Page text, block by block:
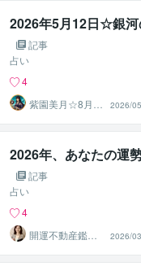
2026年5月12日☆銀河
記事
占い
4
紫園美月☆8月3
1日迄夏休み企画
親子♡
2026/
2026年、あなたの運
記事
占い
4
開運不動産鑑定
士 Ayaka
2026/